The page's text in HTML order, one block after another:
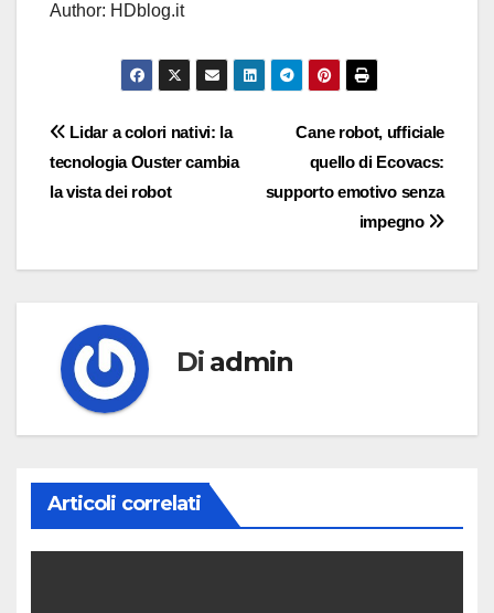
Author: HDblog.it
Navigazione
articoli
Cane robot, ufficiale
quello di Ecovacs:
supporto emotivo senza
impegno
Lidar a colori nativi: la
tecnologia Ouster cambia
la vista dei robot
Di admin
Articoli correlati